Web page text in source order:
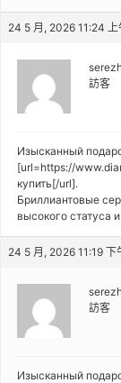
24 5 月, 2026 11:24 上
訪客
Изысканный
[url=https://
купить[/url].
Бриллиантовые
высокого статуса
24 5 月, 2026 11:19 下
訪客
Изысканный